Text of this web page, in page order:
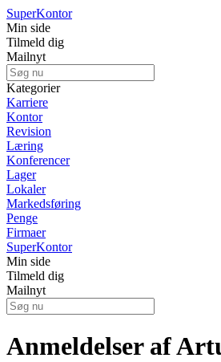
SuperKontor
Min side
Tilmeld dig
Mailnyt
Kategorier
Karriere
Kontor
Revision
Læring
Konferencer
Lager
Lokaler
Markedsføring
Penge
Firmaer
SuperKontor
Min side
Tilmeld dig
Mailnyt
Anmeldelser af